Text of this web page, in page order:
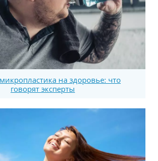
на здоровье: что
говорят эксперты